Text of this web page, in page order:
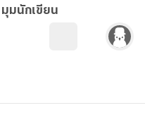
มุมนักเขียน